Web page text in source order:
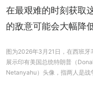
在最艰难的时刻获取
的敌意可能会大幅降低
图为2026年3月21日，在西班牙
展示印有美国总统特朗普（
Netanyahu）头像，指两人是战